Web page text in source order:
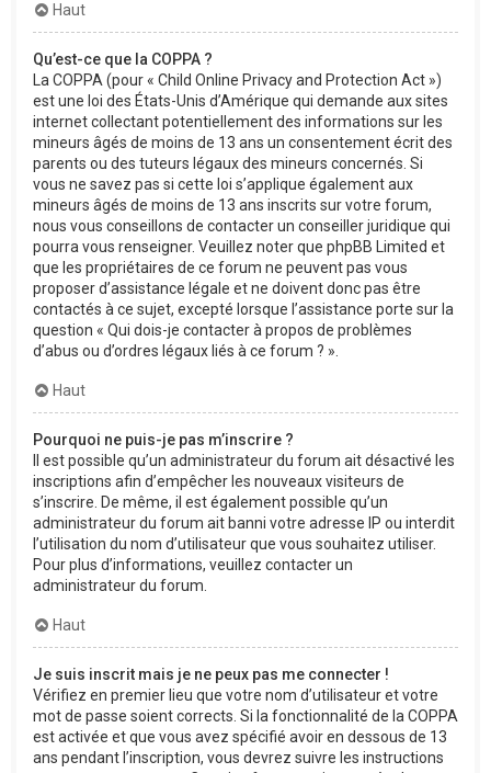
Haut
Qu’est-ce que la COPPA ?
La COPPA (pour « Child Online Privacy and Protection Act »)
est une loi des États-Unis d’Amérique qui demande aux sites
internet collectant potentiellement des informations sur les
mineurs âgés de moins de 13 ans un consentement écrit des
parents ou des tuteurs légaux des mineurs concernés. Si
vous ne savez pas si cette loi s’applique également aux
mineurs âgés de moins de 13 ans inscrits sur votre forum,
nous vous conseillons de contacter un conseiller juridique qui
pourra vous renseigner. Veuillez noter que phpBB Limited et
que les propriétaires de ce forum ne peuvent pas vous
proposer d’assistance légale et ne doivent donc pas être
contactés à ce sujet, excepté lorsque l’assistance porte sur la
question « Qui dois-je contacter à propos de problèmes
d’abus ou d’ordres légaux liés à ce forum ? ».
Haut
Pourquoi ne puis-je pas m’inscrire ?
Il est possible qu’un administrateur du forum ait désactivé les
inscriptions afin d’empêcher les nouveaux visiteurs de
s’inscrire. De même, il est également possible qu’un
administrateur du forum ait banni votre adresse IP ou interdit
l’utilisation du nom d’utilisateur que vous souhaitez utiliser.
Pour plus d’informations, veuillez contacter un
administrateur du forum.
Haut
Je suis inscrit mais je ne peux pas me connecter !
Vérifiez en premier lieu que votre nom d’utilisateur et votre
mot de passe soient corrects. Si la fonctionnalité de la COPPA
est activée et que vous avez spécifié avoir en dessous de 13
ans pendant l’inscription, vous devrez suivre les instructions